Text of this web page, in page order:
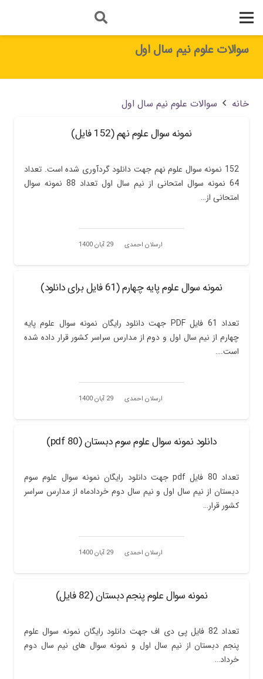
سوالات علوم نیم سال اول
خانه سوالات علوم نیم سال اول
نمونه سوال علوم نهم (152 فایل)
152 نمونه سوال علوم نهم جهت دانلود گردآوری شده است. تعداد
64 نمونه سوال امتحانی از نیم سال اول تعداد 88 نمونه سوال
امتحانی از…
ارسلان احمدی 29 آبان 1400
نمونه سوال علوم پایه چهارم (61 فایل برای دانلود)
تعداد 61 فایل PDF جهت دانلود رایگان نمونه سوال علوم پایه
چهارم از نیم سال اول و دوم از مدارس سراسر کشور قرار داده شده
است.…
ارسلان احمدی 29 آبان 1400
دانلود نمونه سوال علوم سوم دبستان (80 pdf)
تعداد 80 فایل pdf جهت دانلود رایگان نمونه سوال علوم سوم
دبستان از نیم سال اول و نیم سال دوم خردادماه از مدارس سراسر
کشور قرار…
ارسلان احمدی 29 آبان 1400
نمونه سوال علوم پنجم دبستان (82 فایل)
تعداد 82 فایل پی دی اف جهت دانلود رایگان نمونه سوال علوم
پنجم دبستان از نیم سال اول و نمونه سوال های نیم سال دوم
خرداد…